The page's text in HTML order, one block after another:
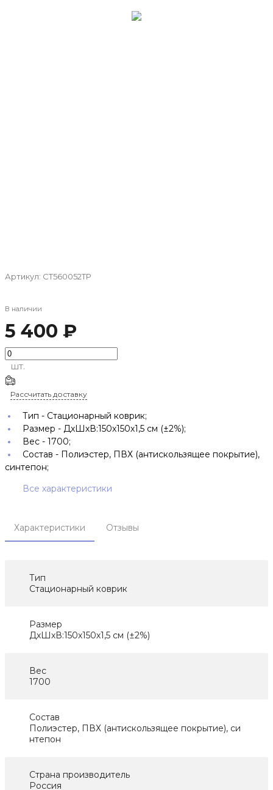
Артикул: СТ560052ТР
В наличии
5 400 ₽
шт.
Рассчитать доставку
Тип - Стационарный коврик;
Размер - ДхШхВ:150х150х1,5 см (±2%);
Вес - 1700;
Состав - Полиэстер, ПВХ (антискользящее покрытие),
синтепон;
Все характеристики
Характеристики Отзывы
Тип
Стационарный коврик
Размер
ДхШхВ:150х150х1,5 см (±2%)
Вес
1700
Состав
Полиэстер, ПВХ (антискользящее покрытие), си
нтепон
Страна производитель
Россия